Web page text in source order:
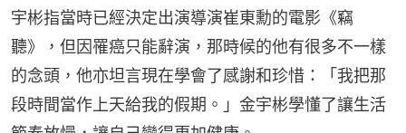
宇彬指當時已經決定出演導演崔東勳的電影《竊
聽》，但因罹癌只能辭演，那時候的他有很多不一樣
的念頭，他亦坦言現在學會了感謝和珍惜：「我把那
段時間當作上天給我的假期。」金宇彬學懂了讓生活